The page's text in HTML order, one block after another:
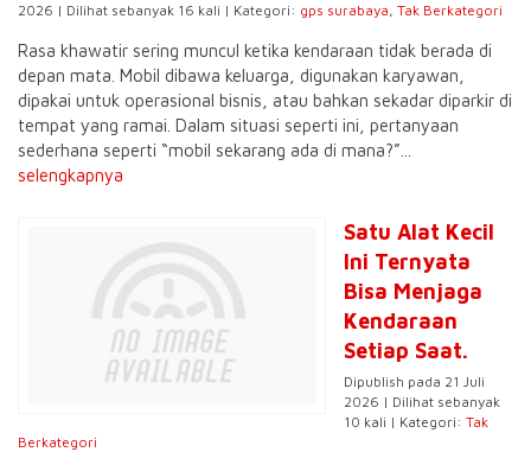
2026 | Dilihat sebanyak 16 kali | Kategori: gps surabaya, Tak Berkategori
Rasa khawatir sering muncul ketika kendaraan tidak berada di
depan mata. Mobil dibawa keluarga, digunakan karyawan,
dipakai untuk operasional bisnis, atau bahkan sekadar diparkir di
tempat yang ramai. Dalam situasi seperti ini, pertanyaan
sederhana seperti “mobil sekarang ada di mana?”...
selengkapnya
Satu Alat Kecil
Ini Ternyata
Bisa Menjaga
Kendaraan
Setiap Saat.
Dipublish pada 21 Juli
2026 | Dilihat sebanyak
10 kali | Kategori: Tak
Berkategori